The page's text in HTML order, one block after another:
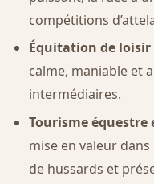
compétitions
Équitation de loisir
calme, maniable et
intermédiaires.
Tourisme
mise en valeur
de hussards et